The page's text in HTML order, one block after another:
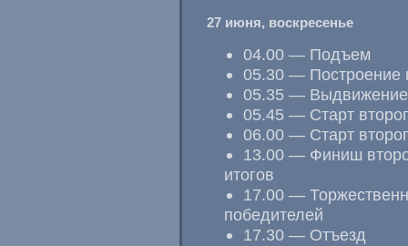
27 июня, воскресенье
04.00 — Подъем
05.30 — Построение
05.35 —
05.45 — Старт
06.00 — Старт
13.00 — Финиш
итогов
17.00 —
победителей
17.30 — Отъезд